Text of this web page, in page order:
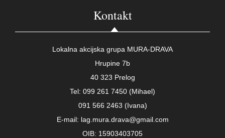
Kontakt
Lokalna akcijska grupa MURA-DRAVA
Hrupine 7b
40 323 Prelog
Tel: 099 261 7450 (Mihael)
091 566 2463 (Ivana)
E-mail: lag.mura.drava@gmail.com
OIB: 15903403705